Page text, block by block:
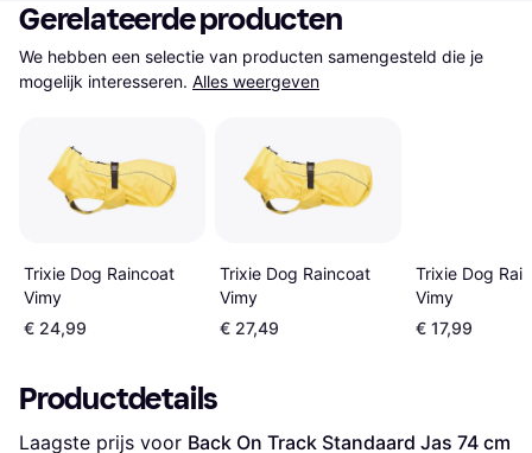
Gerelateerde producten
We hebben een selectie van producten samengesteld die je
mogelijk interesseren. Alles weergeven
Trixie Dog Raincoat
Vimy
€ 24,99
Trixie Dog Raincoat
Vimy
€ 27,49
Trixie Dog
Vimy
€ 17,99
Productdetails
Laagste prijs voor Back On Track Standaard Jas 74 cm